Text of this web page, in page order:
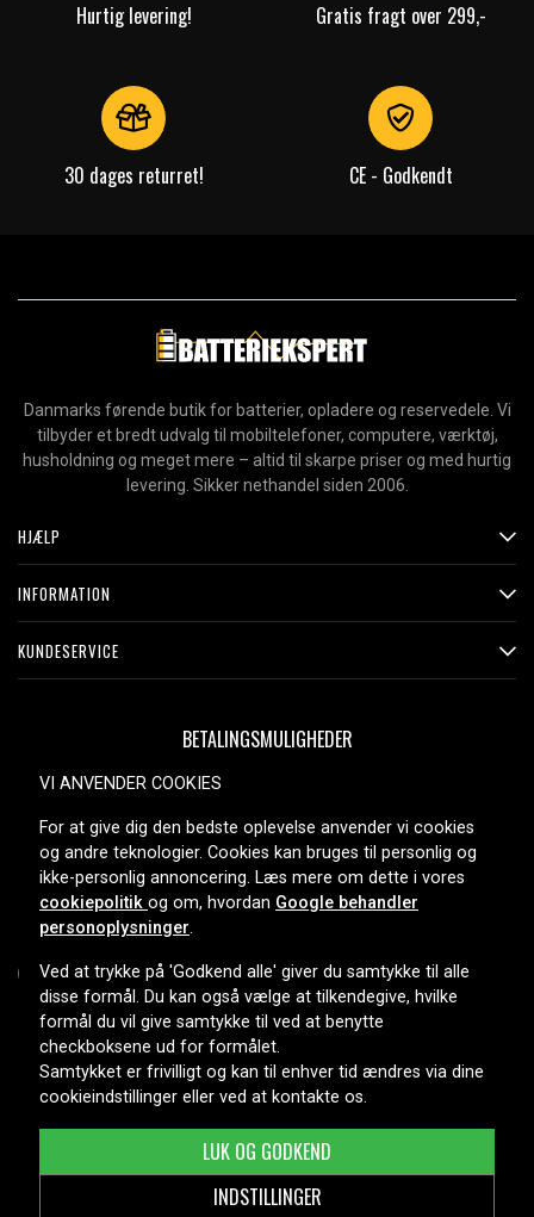
Hurtig levering! Gratis fragt over 299,-
30 dages returret! CE - Godkendt
Danmarks førende butik for batterier, opladere og reservedele. Vi
tilbyder et bredt udvalg til mobiltelefoner, computere, værktøj,
husholdning og meget mere – altid til skarpe priser og med hurtig
levering. Sikker nethandel siden 2006.
HJÆLP
INFORMATION
KUNDESERVICE
BETALINGSMULIGHEDER
LEVERINGSMULIGHEDER
Copyright © 2026, Spares Nordic AB
VI ANVENDER COOKIES
For at give dig den bedste oplevelse anvender vi cookies
og andre teknologier. Cookies kan bruges til personlig og
ikke-personlig annoncering. Læs mere om dette i vores
cookiepolitik og om, hvordan Google behandler
personoplysninger.
Ved at trykke på 'Godkend alle' giver du samtykke til alle
disse formål. Du kan også vælge at tilkendegive, hvilke
formål du vil give samtykke til ved at benytte
checkboksene ud for formålet.
Samtykket er frivilligt og kan til enhver tid ændres via dine
cookieindstillinger eller ved at kontakte os.
INDSTILLINGER
LUK OG GODKEND